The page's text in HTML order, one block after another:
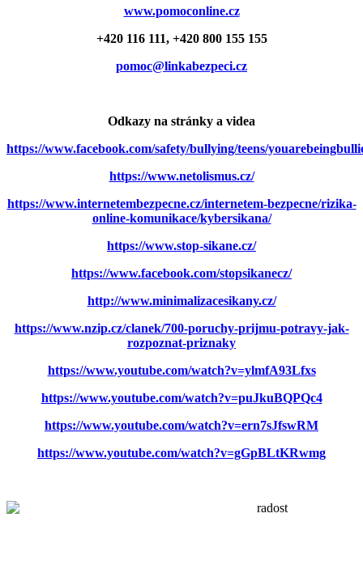
www.pomoconline.cz
+420 116 111, +420 800 155 155
pomoc@linkabezpeci.cz
Odkazy na stránky a videa
https://www.facebook.com/safety/bullying/teens/
https://www.netolismus.cz/
https://www.internetembezpecne.cz/internetem-bezpecne/rizika-
online-komunikace/kybersikana/
https://www.stop-sikane.cz/
https://www.facebook.com/stopsikanecz/
http://www.minimalizacesikany.cz/
https://www.nzip.cz/clanek/700-poruchy-prijmu-potravy-jak-
rozpoznat-priznaky
https://www.youtube.com/watch?v=ylmfA93Lfxs
https://www.youtube.com/watch?v=puJkuBQPQc4
https://www.youtube.com/watch?v=ern7sJfswRM
https://www.youtube.com/watch?v=gGpBLtKRwmg